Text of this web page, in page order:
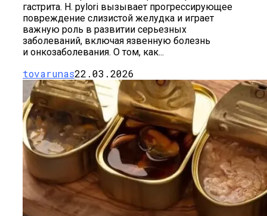
гастрита. H. pylori вызывает прогрессирующее
повреждение слизистой желудка и играет
важную роль в развитии серьезных
заболеваний, включая язвенную болезнь
и онкозаболевания. О том, как...
tovarunas22.03.2026